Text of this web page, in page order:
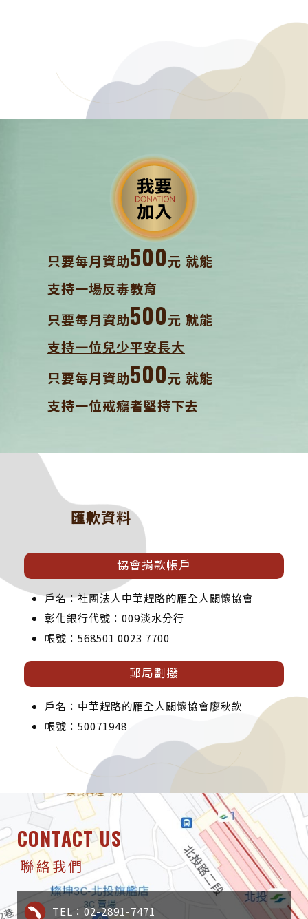
只要每月資助500元 就能
支持一場反毒教育
只要每月資助500元 就能
支持一位兒少平安長大
只要每月資助500元 就能
支持一位戒癮者堅持下去
匯款資料
協會捐款帳戶
戶名：社團法人中華趕路的雁全人關懷協會
彰化銀行代號：009淡水分行
帳號：568501 0023 7700
郵局劃撥
戶名：中華趕路的雁全人關懷協會廖秋欽
帳號：50071948
CONTACT US
聯絡我們
TEL：02-2891-7471